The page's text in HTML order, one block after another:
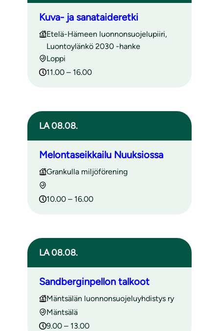
Kuva- ja sanataideretki
Etelä-Hämeen luonnonsuojelupiiri,
Luontoylänkö 2030 -hanke
Loppi
11.00 – 16.00
LA 08.08.
Melontaseikkailu Nuuksiossa
Grankulla miljöförening
10.00 – 16.00
LA 08.08.
Sandberginpellon talkoot
Mäntsälän luonnonsuojeluyhdistys ry
Mäntsälä
9.00 – 13.00